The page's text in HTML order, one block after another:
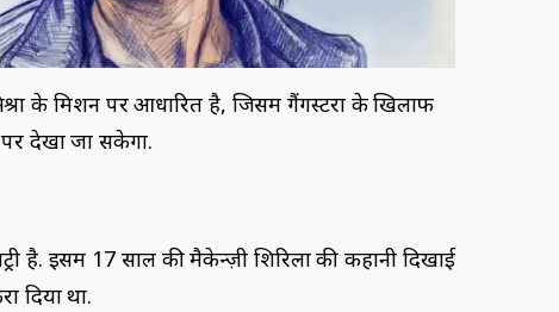
के मिशन पर आधारित है, जिसमें गैंगस्टरों के खिलाफ
पर देखा जा सकेगा.
है. इसमें 17 साल की मैकेन्ज़ी शिरिला की कहानी दिखाई
दिया था.